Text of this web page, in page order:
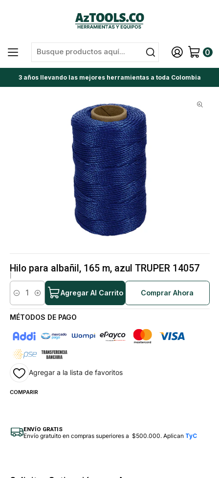
0
3 años llevando las mejores herramientas a toda Colombia
Hilo para albañil, 165 m, azul TRUPER 14057
Cantidad
Agregar Al Carrito Comprar Ahora
MÉTODOS DE PAGO
Agregar a la lista de favoritos
COMPARIR
ENVÍO GRATIS
Envío gratuito en compras superiores a $500.000. Aplican TyC